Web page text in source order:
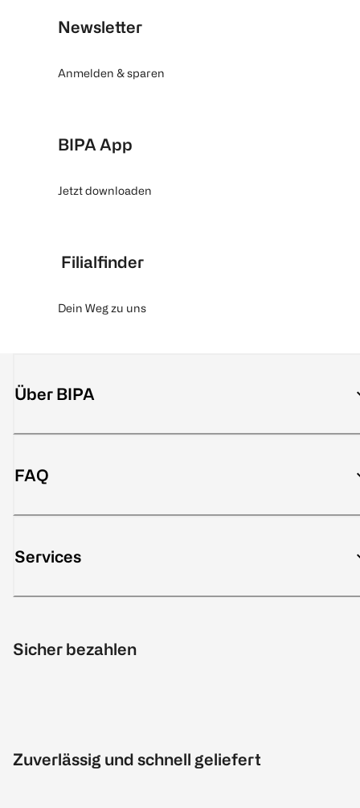
Newsletter
Anmelden & sparen
BIPA App
Jetzt downloaden
Filialfinder
Dein Weg zu uns
Über BIPA
FAQ
Services
Sicher bezahlen
Zuverlässig und schnell geliefert